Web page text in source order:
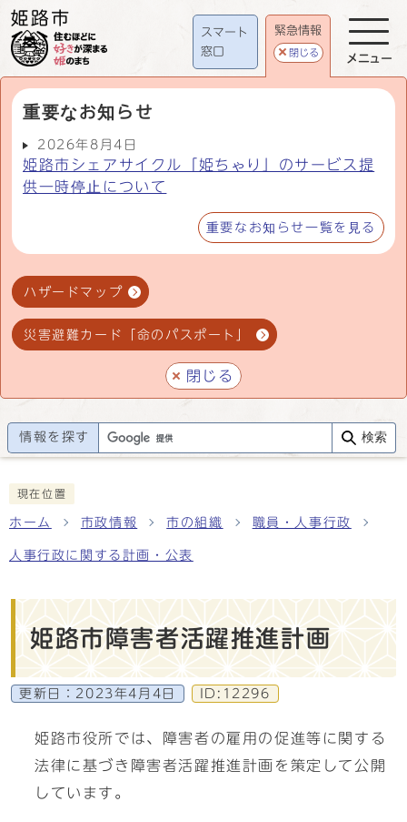
スマート
窓口
緊急情報
閉じる
重要なお知らせ
2026年8月4日
姫路市シェアサイクル「姫ちゃり」のサービス提
供一時停止について
重要なお知らせ一覧を見る
ハザードマップ
災害避難カード「命のパスポート」
閉じる
メニュー
情報を探す 検索
現在位置
ホーム 市政情報 市の組織 職員・人事行政
人事行政に関する計画・公表
姫路市障害者活躍推進計画
更新日： 2023年4月4日 ID:12296
姫路市役所では、障害者の雇用の促進等に関する
法律に基づき障害者活躍推進計画を策定して公開
しています。